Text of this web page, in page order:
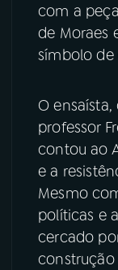
08PRÊMIO
YouTube
Instagram
TikTok
com a
de Moraes
símbolo de
O
professor
contou ao
e a
Mesmo
políticas e
cercado